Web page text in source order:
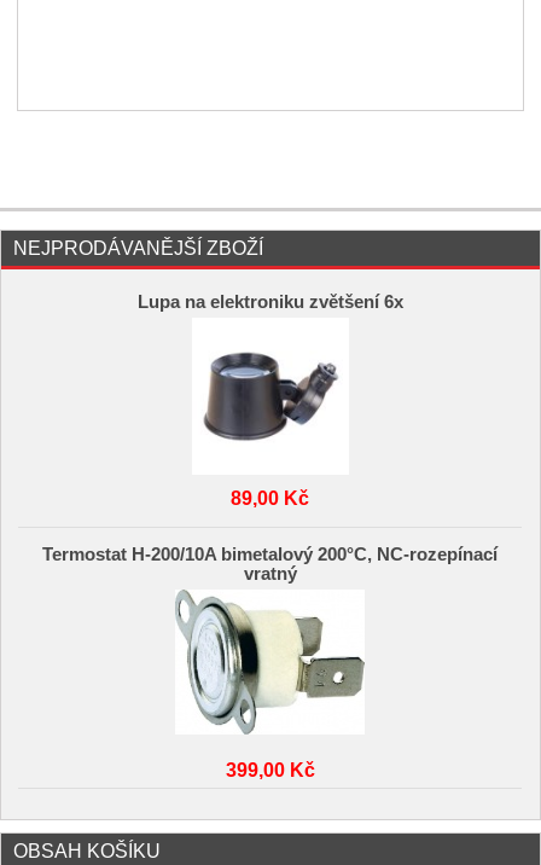
NEJPRODÁVANĚJŠÍ ZBOŽÍ
Lupa na elektroniku zvětšení 6x
89,00 Kč
Termostat H-200/10A bimetalový 200°C, NC-rozepínací
vratný
399,00 Kč
OBSAH KOŠÍKU